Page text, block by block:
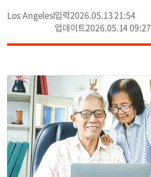
Los Angeles
2026.05.13 21:54
2026.05.14 09:27